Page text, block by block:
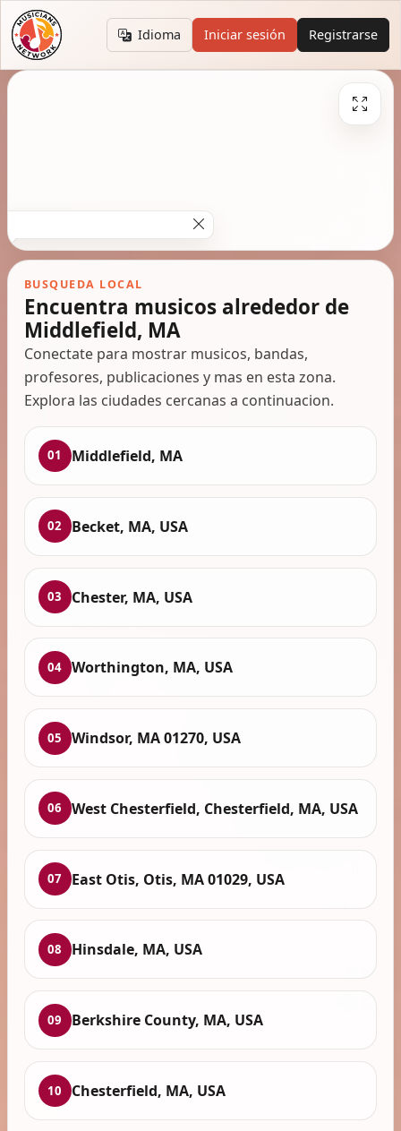
Idioma Iniciar sesión Registrarse
BUSQUEDA LOCAL
Encuentra musicos alrededor de
Middlefield, MA
Conectate para mostrar musicos, bandas,
profesores, publicaciones y mas en esta zona.
Explora las ciudades cercanas a continuacion.
01 Middlefield, MA
02 Becket, MA, USA
03 Chester, MA, USA
04 Worthington, MA, USA
05 Windsor, MA 01270, USA
06 West Chesterfield, Chesterfield, MA, USA
07 East Otis, Otis, MA 01029, USA
08 Hinsdale, MA, USA
09 Berkshire County, MA, USA
10 Chesterfield, MA, USA